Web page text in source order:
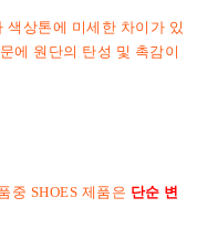
상톤에 미세한 차이가 있
에 원단의 탄성 및 촉감이
중 SHOES 제품은 단순 변